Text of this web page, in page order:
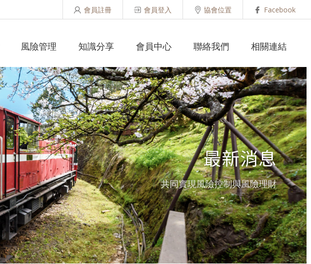
Facebook
協會位置
會員登入
會員註冊
風險管理 知識分享 會員中心 聯絡我們 相關連結
最新消息
共同實現風險控制與風險理財